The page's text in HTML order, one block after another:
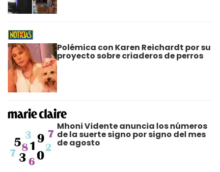
Polémica con Karen Reichardt por su
proyecto sobre criaderos de perros
Mhoni Vidente anuncia los números
de la suerte signo por signo del mes
de agosto